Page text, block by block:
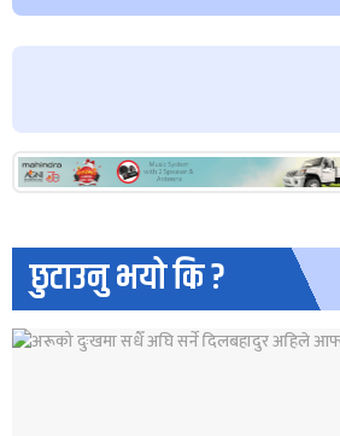
छुटाउनु भयो कि ?